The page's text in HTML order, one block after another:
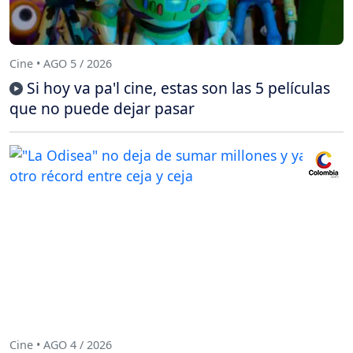
Cine • AGO 5 / 2026
Si hoy va pa'l cine, estas son las 5 películas
que no puede dejar pasar
Cine • AGO 4 / 2026